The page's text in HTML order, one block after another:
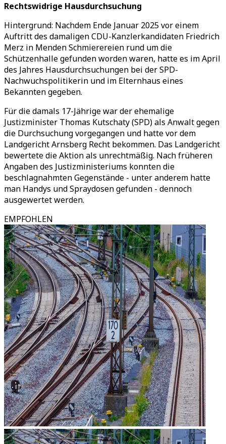
Rechtswidrige Hausdurchsuchung
Hintergrund: Nachdem Ende Januar 2025 vor einem
Auftritt des damaligen CDU-Kanzlerkandidaten Friedrich
Merz in Menden Schmierereien rund um die
Schützenhalle gefunden worden waren, hatte es im April
des Jahres Hausdurchsuchungen bei der SPD-
Nachwuchspolitikerin und im Elternhaus eines
Bekannten gegeben.
Für die damals 17-Jährige war der ehemalige
Justizminister Thomas Kutschaty (SPD) als Anwalt gegen
die Durchsuchung vorgegangen und hatte vor dem
Landgericht Arnsberg Recht bekommen. Das Landgericht
bewertete die Aktion als unrechtmäßig. Nach früheren
Angaben des Justizministeriums konnten die
beschlagnahmten Gegenstände - unter anderem hatte
man Handys und Spraydosen gefunden - dennoch
ausgewertet werden.
EMPFOHLEN